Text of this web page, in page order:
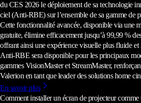
du CES 2026 le déploiement de sa technologie
ciel (Anti-RBE) sur l’ensemble de sa gamme de
Cette fonctionnalité avancée, disponible via une
gratuite, élimine efficacement jusqu’à 99,99 %
offrant ainsi une expérience visuelle plus fluide
Anti-RBE sera disponible pour les principaux
gammes VisionMaster et StreamMaster,
Valerion en tant que leader des solutions home
En savoir plus
Comment installer un écran de projecteur